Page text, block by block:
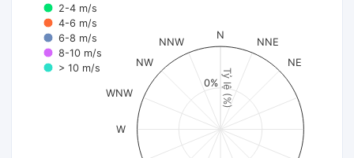
Tỷ lệ (%)
2-4 m/s
4-6 m/s
6-8 m/s
8-10 m/s
> 10 m/s
N
NNE
NE
W
WNW
NW
NNW
0%